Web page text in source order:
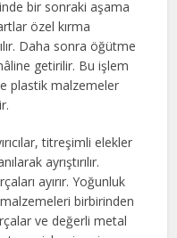
bir sonraki aşama
özel kırma
Daha sonra öğütme
getirilir. Bu işlem
plastik malzemeler
titreşimli elekler
ayrıştırılır.
ayırır. Yoğunluk
birbirinden
ve değerli metal